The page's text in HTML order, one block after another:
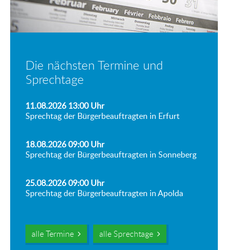
Die nächsten Termine und
Sprechtage
11.08.2026 13:00Uhr
Sprechtag der Bürgerbeauftragten in Erfurt
18.08.2026 09:00Uhr
Sprechtag der Bürgerbeauftragten in Sonneberg
25.08.2026 09:00Uhr
Sprechtag der Bürgerbeauftragten in Apolda
alle Termine alle Sprechtage